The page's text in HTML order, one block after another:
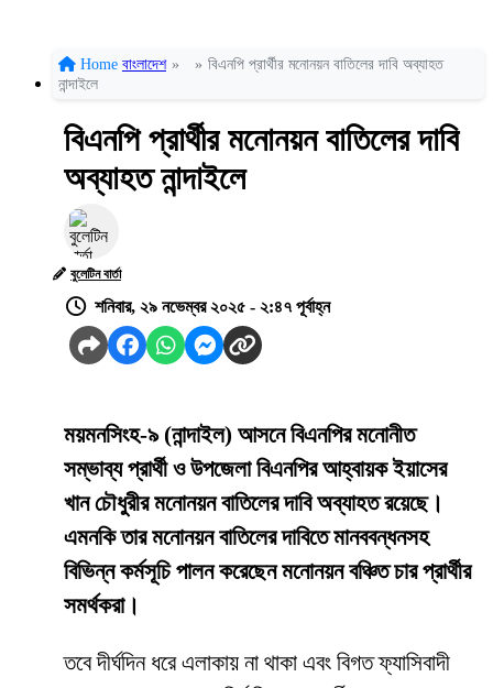
Home বাংলাদেশ » » বিএনপি প্রার্থীর মনোনয়ন বাতিলের দাবি অব্যাহত
নান্দাইলে
বিএনপি প্রার্থীর মনোনয়ন বাতিলের দাবি
অব্যাহত নান্দাইলে
বুলেটিন বার্তা
শনিবার, ২৯ নভেম্বর ২০২৫ - ২:৪৭ পূর্বাহ্ন
ময়মনসিংহ-৯ (নান্দাইল) আসনে বিএনপির মনোনীত
সম্ভাব্য প্রার্থী ও উপজেলা বিএনপির আহ্বায়ক ইয়াসের
খান চৌধুরীর মনোনয়ন বাতিলের দাবি অব্যাহত রয়েছে।
এমনকি তার মনোনয়ন বাতিলের দাবিতে মানববন্ধনসহ
বিভিন্ন কর্মসূচি পালন করেছেন মনোনয়ন বঞ্চিত চার প্রার্থীর
সমর্থকরা।
তবে দীর্ঘদিন ধরে এলাকায় না থাকা এবং বিগত ফ্যাসিবাদী